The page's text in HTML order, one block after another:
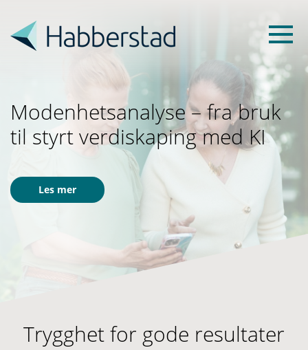
Modenhetsanalyse – fra bruk
til styrt verdiskaping med KI
Les mer
Trygghet for gode resultater